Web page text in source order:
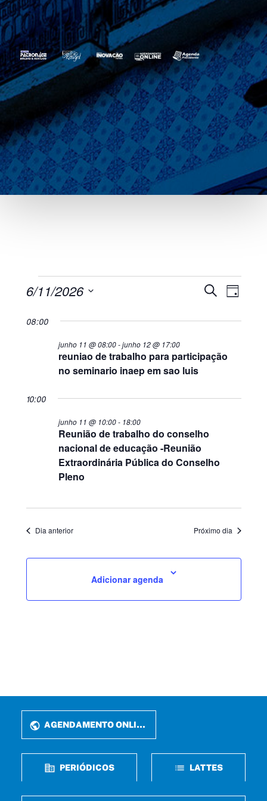
Eventos
for
junho
de
Procurar
visual
Dia
6/11/2026
a
08:00
reuniao de trabalho para participação
no seminario inaep em sao luis
junho 11 @ 08:00-junho 12 @ 17:00
10:00
Reunião de trabalho do conselho
nacional de educação -Reunião
Extraordinária Pública do Conselho
Pleno
junho 11 @ 10:00- 18:00
Dia anterior Próximo dia
Adicionar agenda
AGENDAMENTO ONLINE
PERIÓDICOS LATTES